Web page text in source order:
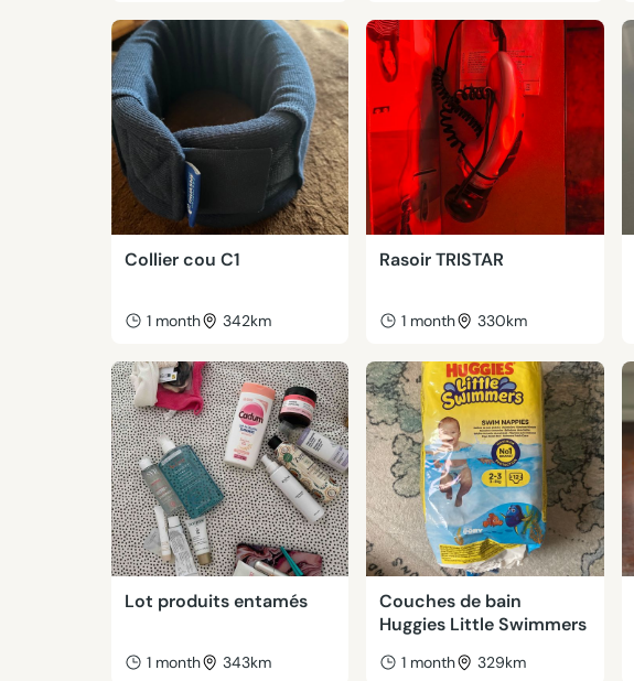
Collier cou C1
1 month 342km
Rasoir TRISTAR
1 month 330km
Lot produits entamés
1 month 343km
Couches de bain
Huggies Little Swimmers
1 month 329km